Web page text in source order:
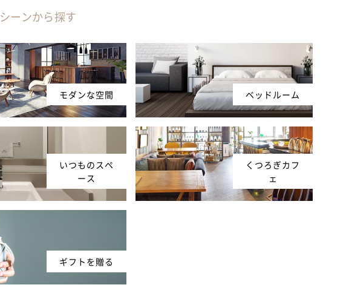
シーンから探す
モダンな空間 ベッドルーム
いつものスペ
ース
くつろぎカフ
ェ
ギフトを贈る